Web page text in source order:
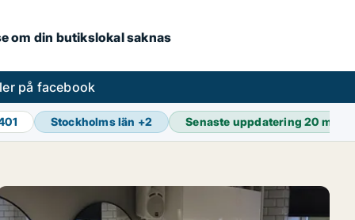
om din butikslokal saknas
på facebook
Stockholms län +2 Senaste uppdatering20 min